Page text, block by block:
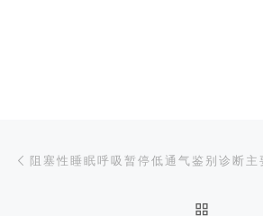
文章导航
阻塞性睡眠呼吸暂停低通气鉴别诊断主